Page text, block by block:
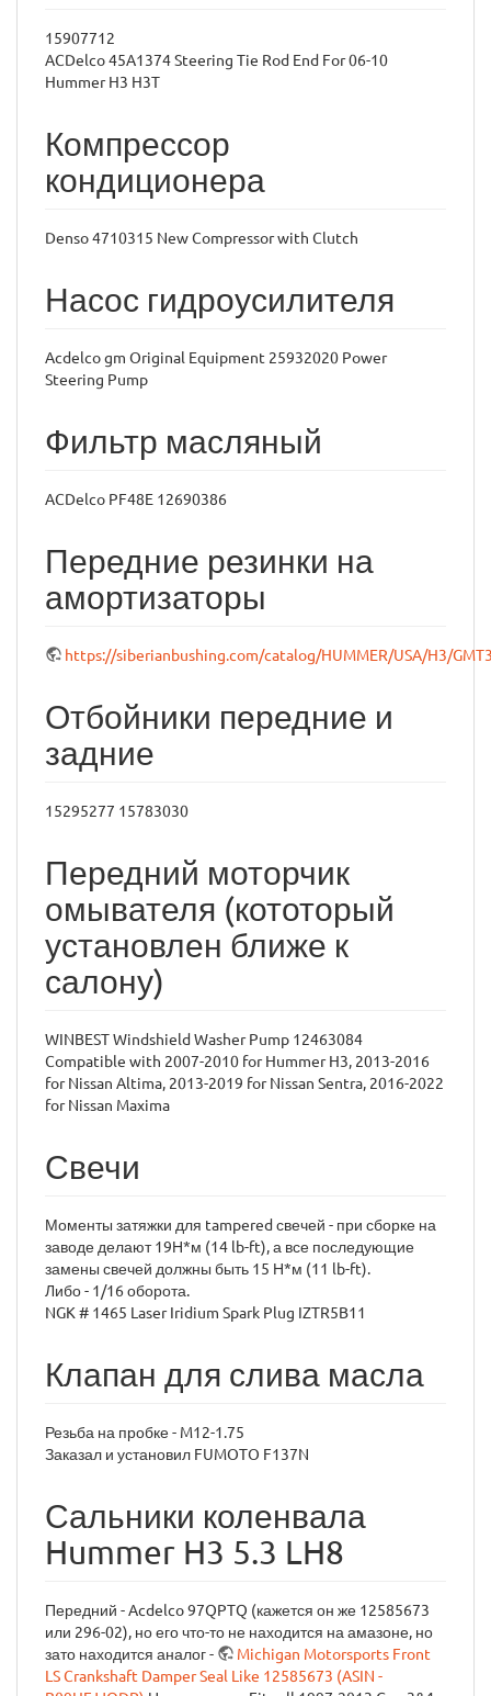
15907712
ACDelco 45A1374 Steering Tie Rod End For 06-10
Hummer H3 H3T
Компрессор
кондиционера
Denso 4710315 New Compressor with Clutch
Насос гидроусилителя
Acdelco gm Original Equipment 25932020 Power
Steering Pump
Фильтр масляный
ACDelco PF48E 12690386
Передние резинки на
амортизаторы
https://siberianbushing.com/catalog/HUMMER/USA/H3/
Отбойники передние и
задние
15295277 15783030
Передний моторчик
омывателя (кототорый
установлен ближе к
салону)
WINBEST Windshield Washer Pump 12463084
Compatible with 2007-2010 for Hummer H3, 2013-2016
for Nissan Altima, 2013-2019 for Nissan Sentra, 2016-2022
for Nissan Maxima
Свечи
Моменты затяжки для tampered свечей - при сборке на
заводе делают 19Н*м (14 lb-ft), а все последующие
замены свечей должны быть 15 Н*м (11 lb-ft).
Либо - 1/16 оборота.
NGK # 1465 Laser Iridium Spark Plug IZTR5B11
Клапан для слива масла
Резьба на пробке - M12-1.75
Заказал и установил FUMOTO F137N
Сальники коленвала
Hummer H3 5.3 LH8
Передний - Acdelco 97QPTQ (кажется он же 12585673
или 296-02), но его что-то не находится на амазоне, но
зато находится аналог -
Michigan Motorsports Front
LS Crankshaft Damper Seal Like 12585673 (ASIN -